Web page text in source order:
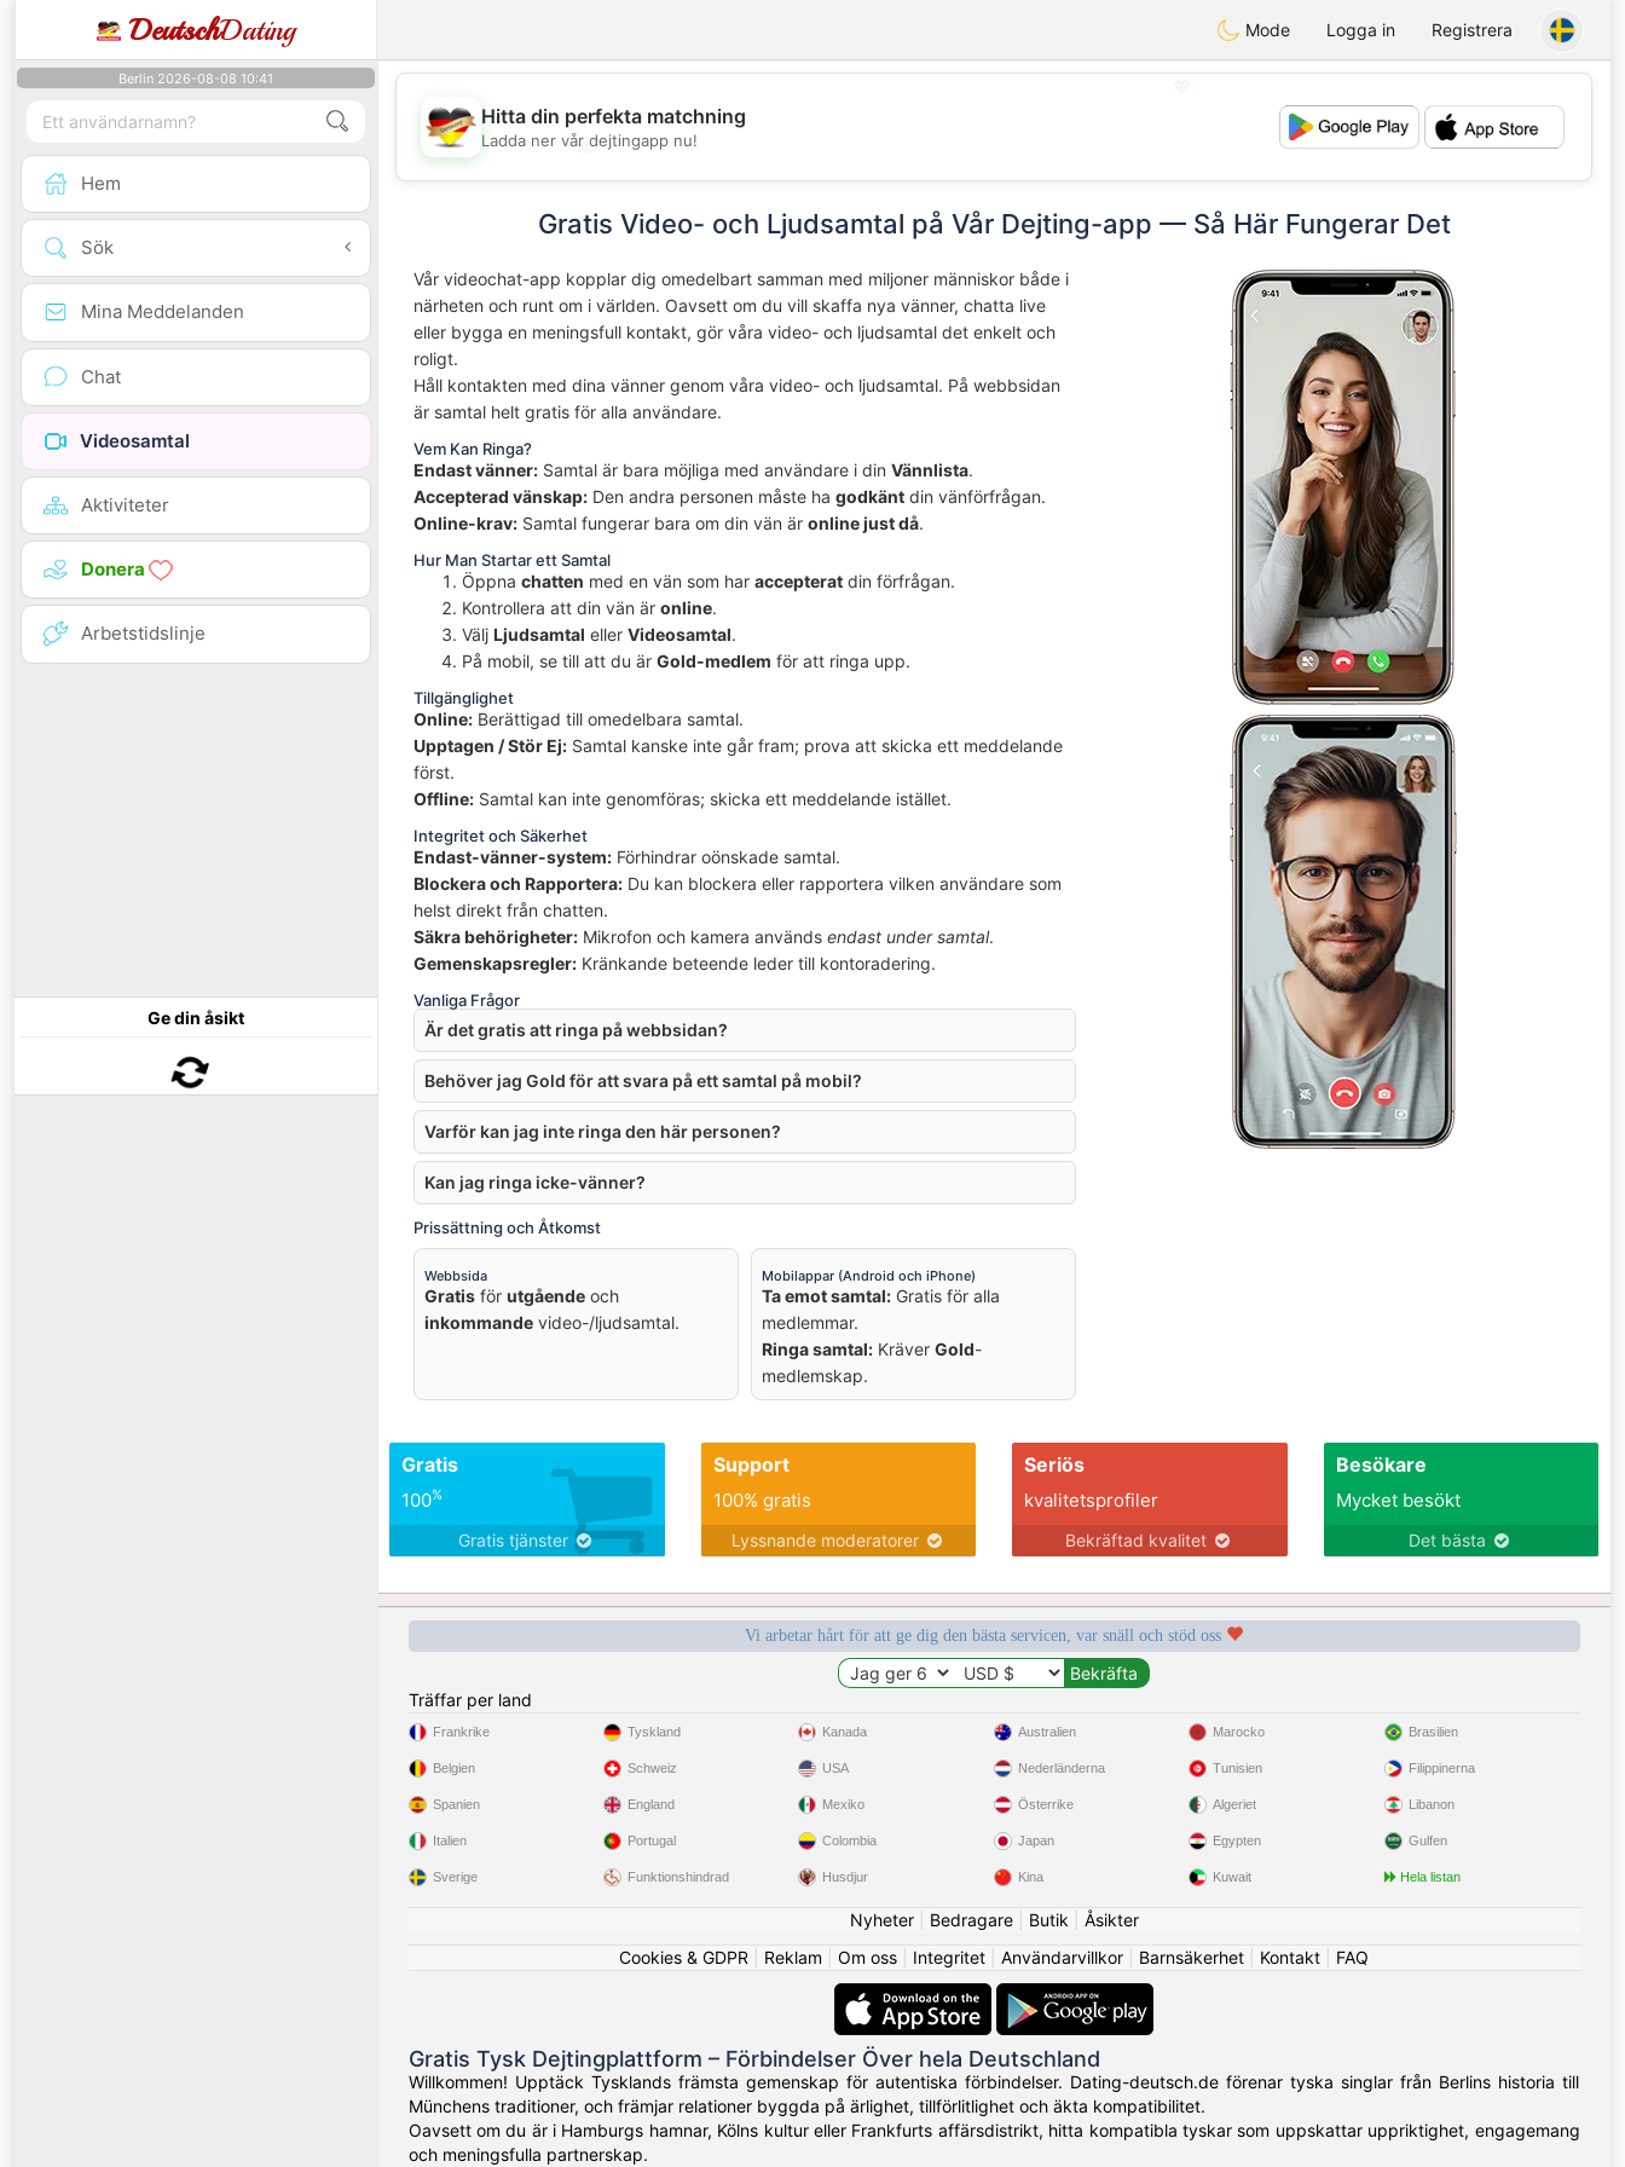
DeutschDating Mode Logga in Registrera
Berlin 2026-08-08 10:41
Hem
Sök
Mina Meddelanden
Chat
Videosamtal
Aktiviteter
Donera
Arbetstidslinje
Ge din åsikt
💖
💕
Hitta din perfekta matchning
Ladda ner vår dejtingapp nu!
Gratis Video- och Ljudsamtal på Vår Dejting-app — Så Här Fungerar Det
Vår videochat-app kopplar dig omedelbart samman med miljoner människor både i
närheten och runt om i världen. Oavsett om du vill skaffa nya vänner, chatta live
eller bygga en meningsfull kontakt, gör våra video- och ljudsamtal det enkelt och
roligt.
Håll kontakten med dina vänner genom våra video- och ljudsamtal. På webbsidan
är samtal helt gratis för alla användare.
Vem Kan Ringa?
Endast vänner: Samtal är bara möjliga med användare i din Vännlista.
Accepterad vänskap: Den andra personen måste ha godkänt din vänförfrågan.
Online-krav: Samtal fungerar bara om din vän är online just då.
Hur Man Startar ett Samtal
Öppna chatten med en vän som har accepterat din förfrågan.
Kontrollera att din vän är online.
Välj Ljudsamtal eller Videosamtal.
På mobil, se till att du är Gold-medlem för att ringa upp.
Tillgänglighet
Online: Berättigad till omedelbara samtal.
Upptagen / Stör Ej: Samtal kanske inte går fram; prova att skicka ett meddelande
först.
Offline: Samtal kan inte genomföras; skicka ett meddelande istället.
Integritet och Säkerhet
Endast-vänner-system: Förhindrar oönskade samtal.
Blockera och Rapportera: Du kan blockera eller rapportera vilken användare som
helst direkt från chatten.
Säkra behörigheter: Mikrofon och kamera används endast under samtal.
Gemenskapsregler: Kränkande beteende leder till kontoradering.
Vanliga Frågor
Är det gratis att ringa på webbsidan?
Behöver jag Gold för att svara på ett samtal på mobil?
Varför kan jag inte ringa den här personen?
Kan jag ringa icke-vänner?
Prissättning och Åtkomst
Webbsida
Gratis för utgående och
inkommande video-/ljudsamtal.
Mobilappar (Android och iPhone)
Ta emot samtal:Gratis för alla
medlemmar.
Ringa samtal:Kräver Gold-
medlemskap.
Gratis
100%
Gratis tjänster
Support
100% gratis
Lyssnande moderatorer
Seriös
kvalitetsprofiler
Bekräftad kvalitet
Besökare
Mycket besökt
Det bästa
Vi arbetar hårt för att ge dig den bästa servicen, var snäll och stöd oss
Träffar per land
Frankrike
Belgien
Spanien
Italien
Sverige
Tyskland
Schweiz
England
Portugal
Funktionshindrad
Kanada
USA
Mexiko
Colombia
Husdjur
Australien
Nederländerna
Österrike
Japan
Kina
Marocko
Tunisien
Algeriet
Egypten
Kuwait
Brasilien
Filippinerna
Libanon
Gulfen
Hela listan
Nyheter| Bedragare| Butik
Åsikter
Cookies & GDPR
Reklam Om oss Integritet Användarvillkor Barnsäkerhet Kontakt FAQ
Gratis Tysk Dejtingplattform – Förbindelser Över hela Deutschland
Willkommen! Upptäck Tysklands främsta gemenskap för autentiska förbindelser. Dating-deutsch.de förenar tyska singlar från Berlins historia till
Münchens traditioner, och främjar relationer byggda på ärlighet, tillförlitlighet och äkta kompatibilitet.
Oavsett om du är i Hamburgs hamnar, Kölns kultur eller Frankfurts affärsdistrikt, hitta kompatibla tyskar som uppskattar uppriktighet, engagemang
och meningsfulla partnerskap.